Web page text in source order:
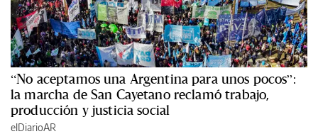
“No aceptamos una Argentina para unos pocos”:
la marcha de San Cayetano reclamó trabajo,
producción y justicia social
elDiarioAR